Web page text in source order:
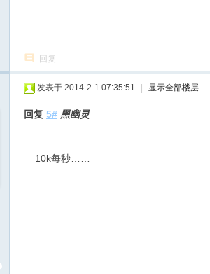
回复
发表于 2014-2-1 07:35:51 显示全部楼层
回复 5# 黑幽灵
10k每秒……